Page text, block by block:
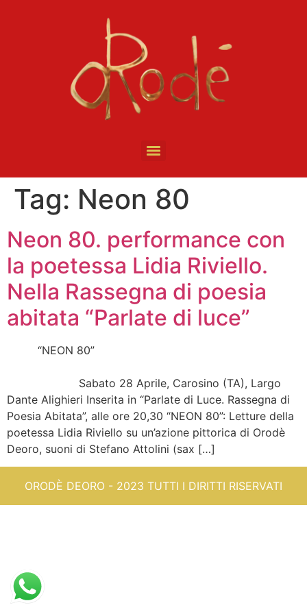
Tag: Neon 80
Neon 80. performance con
la poetessa Lidia Riviello.
Nella Rassegna di poesia
abitata “Parlate di luce”
“NEON 80”
Sabato 28 Aprile, Carosino (TA), Largo
Dante Alighieri Inserita in “Parlate di Luce. Rassegna di
Poesia Abitata”, alle ore 20,30 “NEON 80”: Letture della
poetessa Lidia Riviello su un’azione pittorica di Orodè
Deoro, suoni di Stefano Attolini (sax […]
ORODÈ DEORO - 2023 TUTTI I DIRITTI RISERVATI